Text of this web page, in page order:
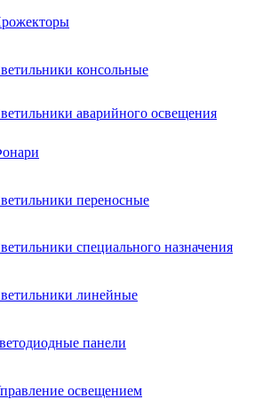
консольные
аварийного освещения
переносные
специального назначения
линейные
панели
освещением